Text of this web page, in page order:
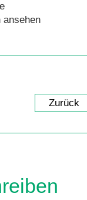
ansehen
Zurück